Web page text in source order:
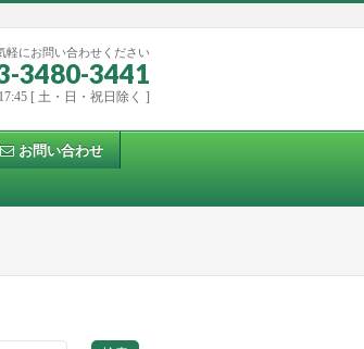
軽にお問い合わせください
3480-3441
[ 土・日・祝日除く ]
お問い合わせ